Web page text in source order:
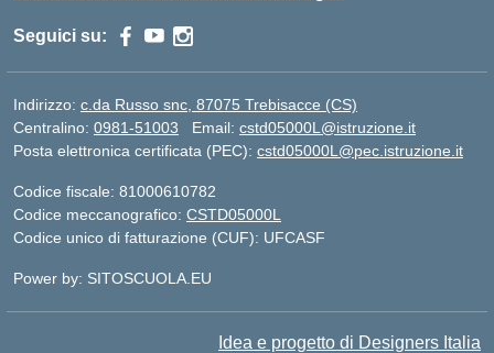
Seguici su:
Indirizzo: c.da Russo snc, 87075 Trebisacce (CS)
Centralino: 0981-51003 Email: cstd05000L@istruzione.it
Posta elettronica certificata (PEC): cstd05000L@pec.istruzione.it
Codice fiscale: 81000610782
Codice meccanografico: CSTD05000L
Codice unico di fatturazione (CUF): UFCASF
Power by: SITOSCUOLA.EU
Idea e progetto di Designers Italia